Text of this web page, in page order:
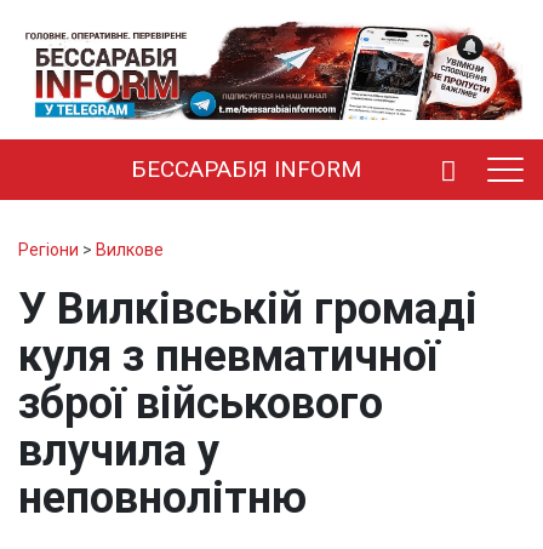
БЕССАРАБІЯ INFORM
Регіони > Вилкове
У Вилківській громаді
куля з пневматичної
зброї військового
влучила у
неповнолітню